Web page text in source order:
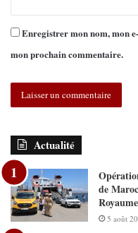
Enregistrer mon nom, mon
mon prochain commentaire.
Actualité
de
5 août